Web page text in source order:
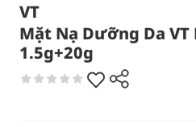
VT
Mặt Nạ Dưỡng Da VT
1.5g+20g